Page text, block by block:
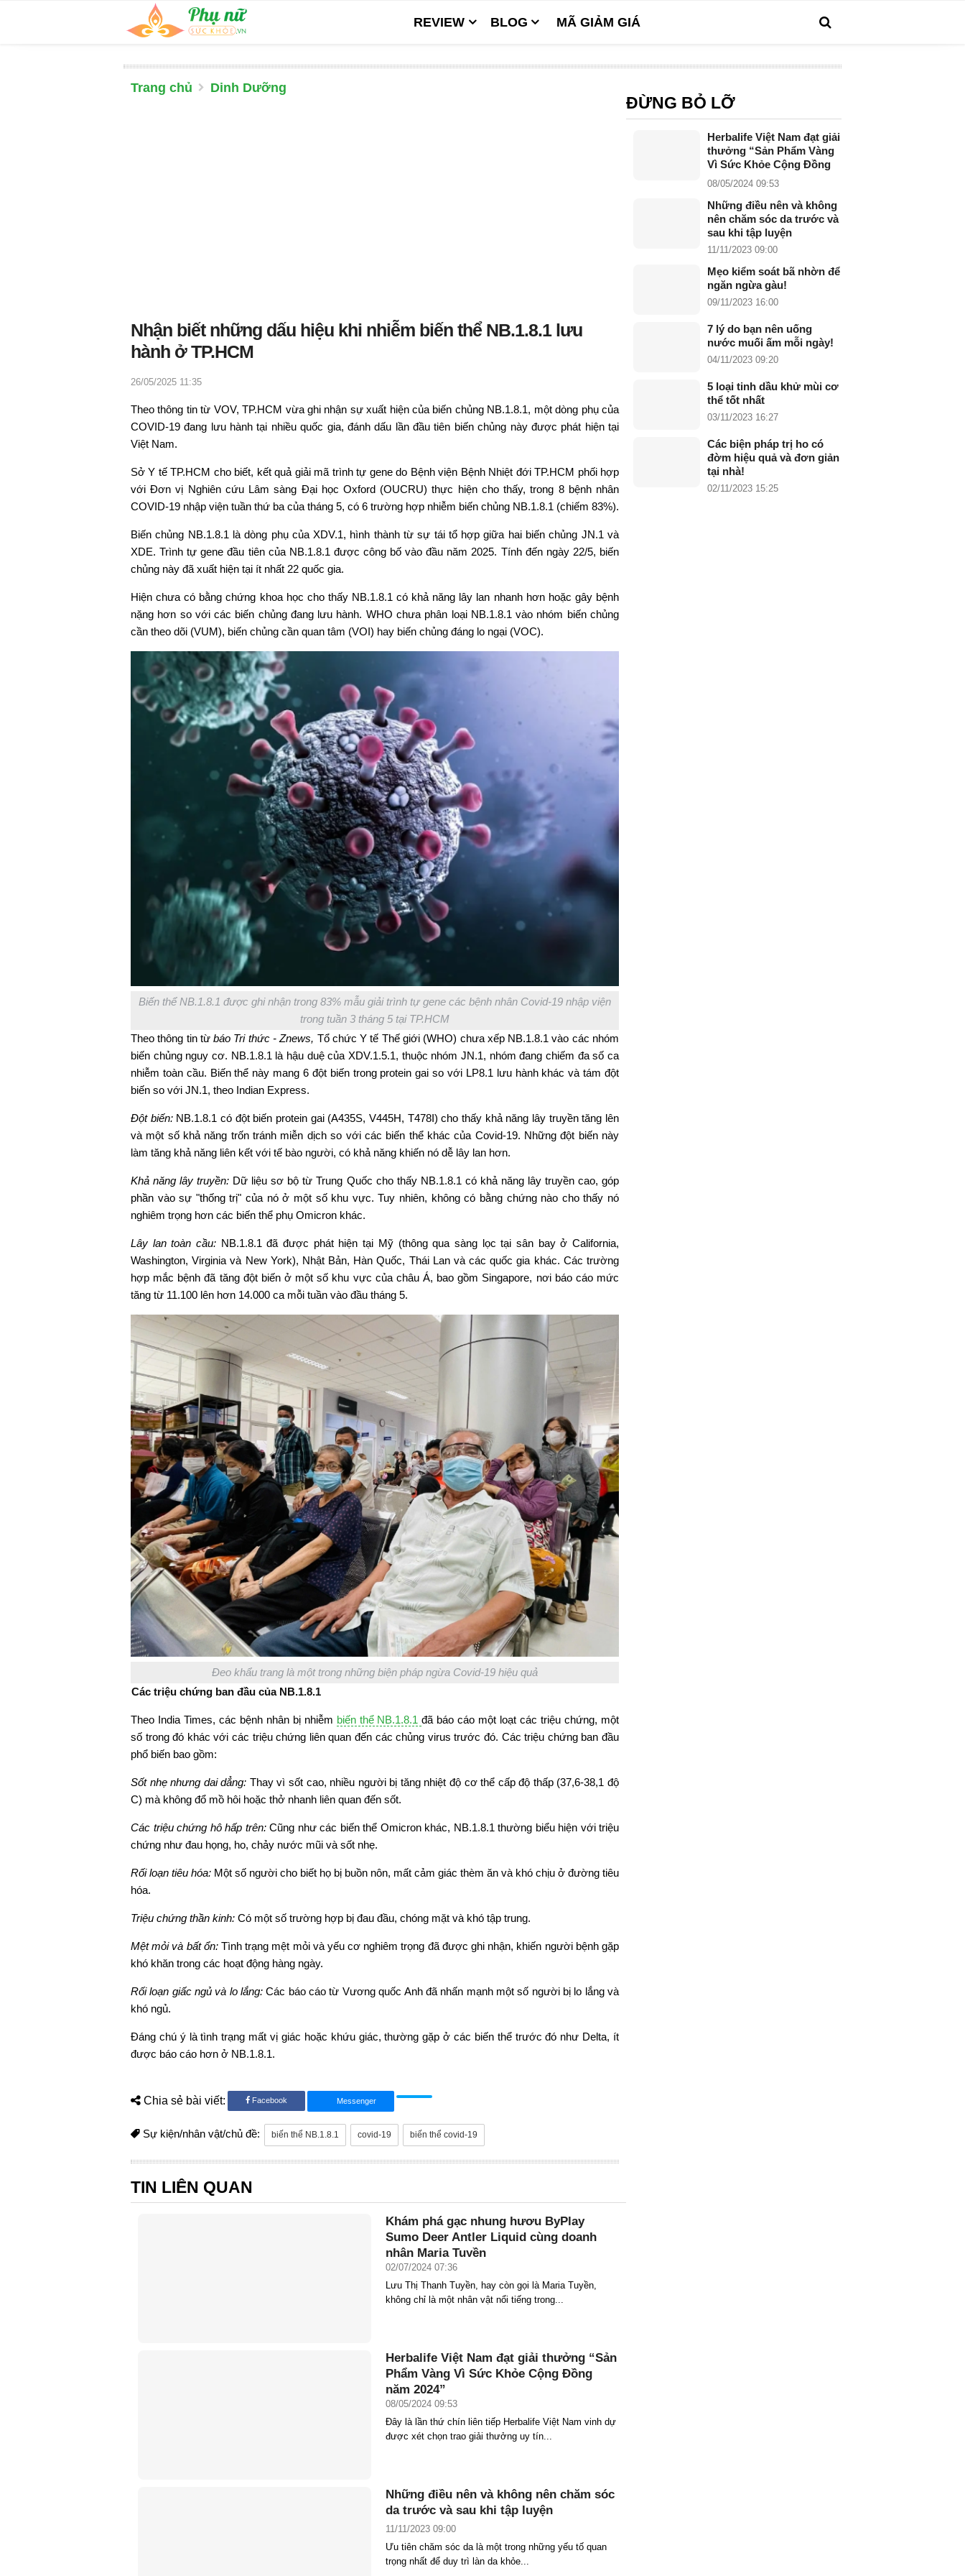
REVIEW BLOG MÃ GIẢM GIÁ
Trang chủ Dinh Dưỡng
Nhận biết những dấu hiệu khi nhiễm biến thể NB.1.8.1 lưu
hành ở TP.HCM
26/05/2025 11:35
Theo thông tin từ VOV, TP.HCM vừa ghi nhận sự xuất hiện của biến chủng NB.1.8.1, một dòng phụ của
COVID-19 đang lưu hành tại nhiều quốc gia, đánh dấu lần đầu tiên biến chủng này được phát hiện tại
Việt Nam.
Sở Y tế TP.HCM cho biết, kết quả giải mã trình tự gene do Bệnh viện Bệnh Nhiệt đới TP.HCM phối hợp
với Đơn vị Nghiên cứu Lâm sàng Đại học Oxford (OUCRU) thực hiện cho thấy, trong 8 bệnh nhân
COVID-19 nhập viện tuần thứ ba của tháng 5, có 6 trường hợp nhiễm biến chủng NB.1.8.1 (chiếm 83%).
Biến chủng NB.1.8.1 là dòng phụ của XDV.1, hình thành từ sự tái tổ hợp giữa hai biến chủng JN.1 và
XDE. Trình tự gene đầu tiên của NB.1.8.1 được công bố vào đầu năm 2025. Tính đến ngày 22/5, biến
chủng này đã xuất hiện tại ít nhất 22 quốc gia.
Hiện chưa có bằng chứng khoa học cho thấy NB.1.8.1 có khả năng lây lan nhanh hơn hoặc gây bệnh
nặng hơn so với các biến chủng đang lưu hành. WHO chưa phân loại NB.1.8.1 vào nhóm biến chủng
cần theo dõi (VUM), biến chủng cần quan tâm (VOI) hay biến chủng đáng lo ngại (VOC).
Biến thể NB.1.8.1 được ghi nhận trong 83% mẫu giải trình tự gene các bệnh nhân Covid-19 nhập viện
trong tuần 3 tháng 5 tại TP.HCM
Theo thông tin từbáo Tri thức - Znews, Tổ chức Y tế Thế giới (WHO) chưa xếp NB.1.8.1 vào các nhóm
biến chủng nguy cơ. NB.1.8.1 là hậu duệ của XDV.1.5.1, thuộc nhóm JN.1, nhóm đang chiếm đa số ca
nhiễm toàn cầu. Biến thể này mang 6 đột biến trong protein gai so với LP8.1 lưu hành khác và tám đột
biến so với JN.1, theo Indian Express.
Đột biến:NB.1.8.1 có đột biến protein gai (A435S, V445H, T478I) cho thấy khả năng lây truyền tăng lên
và một số khả năng trốn tránh miễn dịch so với các biến thể khác của Covid-19. Những đột biến này
làm tăng khả năng liên kết với tế bào người, có khả năng khiến nó dễ lây lan hơn.
Khả năng lây truyền: Dữ liệu sơ bộ từ Trung Quốc cho thấy NB.1.8.1 có khả năng lây truyền cao, góp
phần vào sự "thống trị" của nó ở một số khu vực. Tuy nhiên, không có bằng chứng nào cho thấy nó
nghiêm trọng hơn các biến thể phụ Omicron khác.
Lây lan toàn cầu: NB.1.8.1 đã được phát hiện tại Mỹ (thông qua sàng lọc tại sân bay ở California,
Washington, Virginia và New York), Nhật Bản, Hàn Quốc, Thái Lan và các quốc gia khác. Các trường
hợp mắc bệnh đã tăng đột biến ở một số khu vực của châu Á, bao gồm Singapore, nơi báo cáo mức
tăng từ 11.100 lên hơn 14.000 ca mỗi tuần vào đầu tháng 5.
Đeo khẩu trang là một trong những biện pháp ngừa Covid-19 hiệu quả
Các triệu chứng ban đầu của NB.1.8.1
Theo India Times, các bệnh nhân bị nhiễm biến thể NB.1.8.1đã báo cáo một loạt các triệu chứng, một
số trong đó khác với các triệu chứng liên quan đến các chủng virus trước đó. Các triệu chứng ban đầu
phổ biến bao gồm:
Sốt nhẹ nhưng dai dẳng: Thay vì sốt cao, nhiều người bị tăng nhiệt độ cơ thể cấp độ thấp (37,6-38,1 độ
C) mà không đổ mồ hôi hoặc thở nhanh liên quan đến sốt.
Các triệu chứng hô hấp trên:Cũng như các biến thể Omicron khác, NB.1.8.1 thường biểu hiện với triệu
chứng như đau họng, ho, chảy nước mũi và sốt nhẹ.
Rối loạn tiêu hóa: Một số người cho biết họ bị buồn nôn, mất cảm giác thèm ăn và khó chịu ở đường tiêu
hóa.
Triệu chứng thần kinh: Có một số trường hợp bị đau đầu, chóng mặt và khó tập trung.
Mệt mỏi và bất ổn: Tình trạng mệt mỏi và yếu cơ nghiêm trọng đã được ghi nhận, khiến người bệnh gặp
khó khăn trong các hoạt động hàng ngày.
Rối loạn giấc ngủ và lo lắng: Các báo cáo từ Vương quốc Anh đã nhấn mạnh một số người bị lo lắng và
khó ngủ.
Đáng chú ý là tình trạng mất vị giác hoặc khứu giác, thường gặp ở các biến thể trước đó như Delta, ít
được báo cáo hơn ở NB.1.8.1.
Chia sẻ bài viết: Facebook Messenger
Sự kiện/nhân vật/chủ đề: biến thể NB.1.8.1 covid-19 biến thể covid-19
TIN LIÊN QUAN
Khám phá gạc nhung hươu ByPlay
Sumo Deer Antler Liquid cùng doanh
nhân Maria Tuyền
02/07/2024 07:36
Lưu Thị Thanh Tuyền, hay còn gọi là Maria Tuyền,
không chỉ là một nhân vật nổi tiếng trong...
Herbalife Việt Nam đạt giải thưởng “Sản
Phẩm Vàng Vì Sức Khỏe Cộng Đồng
năm 2024”
08/05/2024 09:53
Đây là lần thứ chín liên tiếp Herbalife Việt Nam vinh dự
được xét chọn trao giải thưởng uy tín...
Những điều nên và không nên chăm sóc
da trước và sau khi tập luyện
11/11/2023 09:00
Ưu tiên chăm sóc da là một trong những yếu tố quan
trọng nhất để duy trì làn da khỏe...
ĐỪNG BỎ LỠ
Herbalife Việt Nam đạt giải
thưởng “Sản Phẩm Vàng
Vì Sức Khỏe Cộng Đồng
năm 2024”
08/05/2024 09:53
Những điều nên và không
nên chăm sóc da trước và
sau khi tập luyện
11/11/2023 09:00
Mẹo kiểm soát bã nhờn để
ngăn ngừa gàu!
09/11/2023 16:00
7 lý do bạn nên uống
nước muối ấm mỗi ngày!
04/11/2023 09:20
5 loại tinh dầu khử mùi cơ
thể tốt nhất
03/11/2023 16:27
Các biện pháp trị ho có
đờm hiệu quả và đơn giản
tại nhà!
02/11/2023 15:25